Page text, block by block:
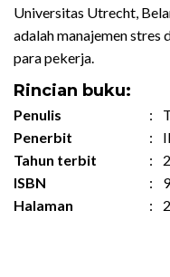
Universitas Utrecht,
adalah manajemen stres
para pekerja.
Rincian buku:
Penulis :
Penerbit
:
Tahun terbit
:
ISBN
:
Halaman
: